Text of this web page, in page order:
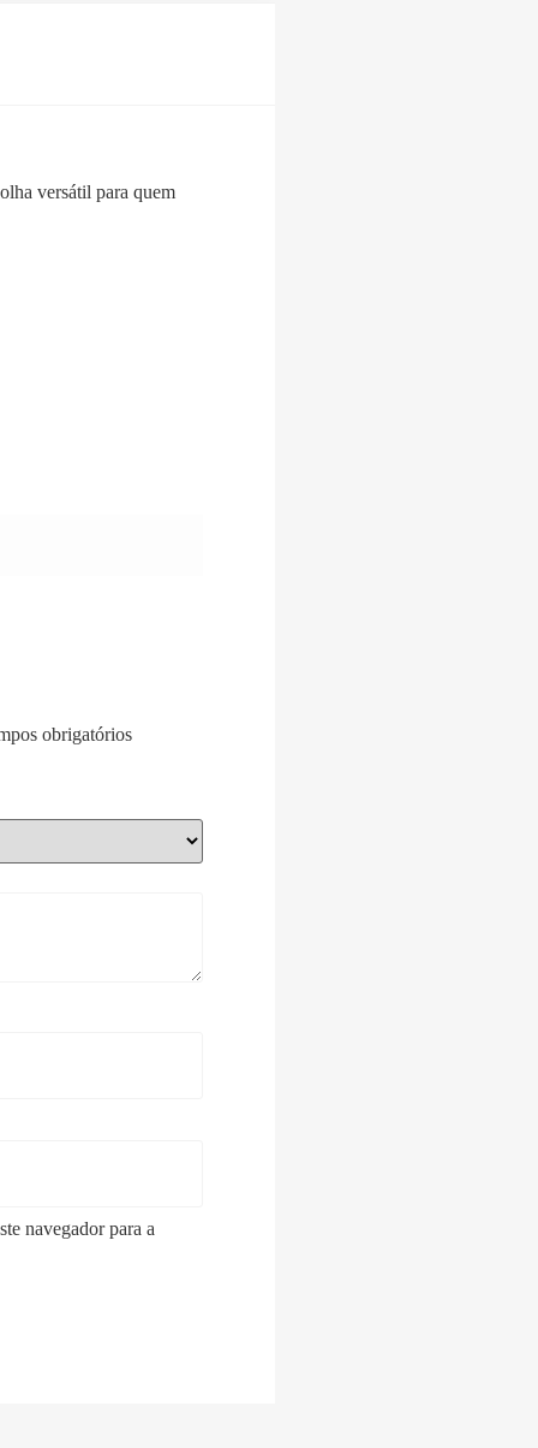
versátil para quem
obrigatórios
navegador para a